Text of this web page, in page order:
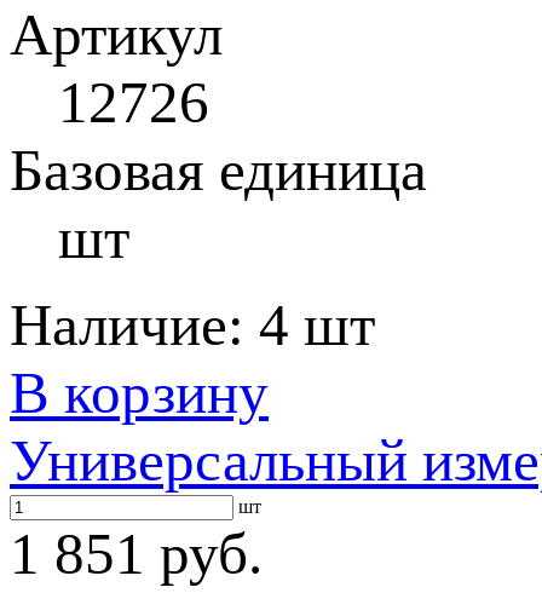
Артикул
12726
Базовая единица
шт
Наличие: 4 шт
В корзину
Универсальный
шт
1 851 руб.